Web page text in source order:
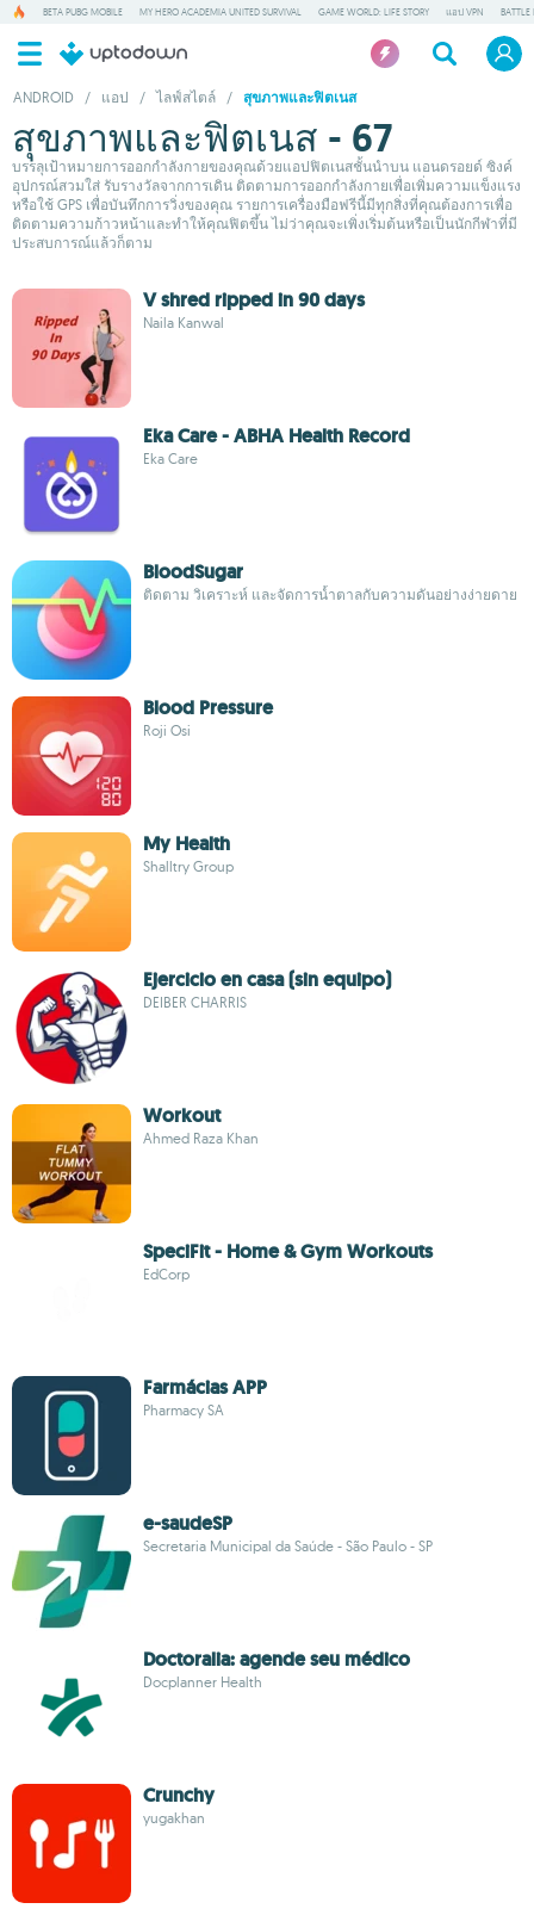
BETA PUBG MOBILE MY HERO ACADEMIA UNITED SURVIVAL GAME WORLD: LIFE STORY แอป VPN BATTLE
ANDROID / แอป / ไลฟ์สไตล์ / สุขภาพและฟิตเนส
สุขภาพและฟิตเนส - 67
บรรลุเป้าหมายการออกกำลังกายของคุณด้วยแอปฟิตเนสชั้นนำบน แอนดรอยด์ ซิงค์
อุปกรณ์สวมใส่ รับรางวัลจากการเดิน ติดตามการออกกำลังกายเพื่อเพิ่มความแข็งแรง
หรือใช้ GPS เพื่อบันทึกการวิ่งของคุณ รายการเครื่องมือฟรีนี้มีทุกสิ่งที่คุณต้องการเพื่อ
ติดตามความก้าวหน้าและทำให้คุณฟิตขึ้น ไม่ว่าคุณจะเพิ่งเริ่มต้นหรือเป็นนักกีฬาที่มี
ประสบการณ์แล้วก็ตาม
V shred ripped in 90 days
Naila Kanwal
Eka Care - ABHA Health Record
Eka Care
BloodSugar
ติดตาม วิเคราะห์ และจัดการน้ำตาลกับความดันอย่างง่ายดาย
Blood Pressure
Roji Osi
My Health
Shalltry Group
Ejercicio en casa (sin equipo)
DEIBER CHARRIS
Workout
Ahmed Raza Khan
SpeciFit - Home & Gym Workouts
EdCorp
Farmácias APP
Pharmacy SA
e-saudeSP
Secretaria Municipal da Saúde - São Paulo - SP
Doctoralia: agende seu médico
Docplanner Health
Crunchy
yugakhan